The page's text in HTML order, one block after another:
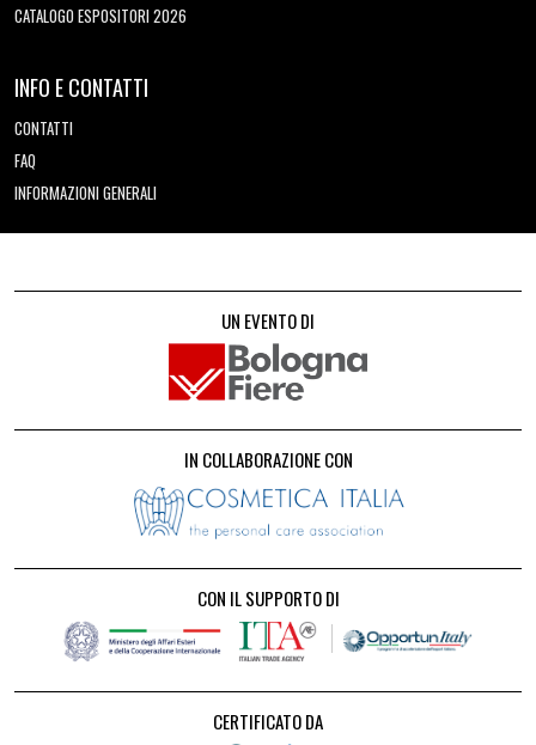
CATALOGO ESPOSITORI 2026
INFO E CONTATTI
CONTATTI
FAQ
INFORMAZIONI GENERALI
UN EVENTO DI
IN COLLABORAZIONE CON
CON IL SUPPORTO DI
CERTIFICATO DA